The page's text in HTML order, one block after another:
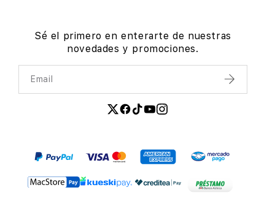
Sé el primero en enterarte de nuestras
novedades y promociones.
Email